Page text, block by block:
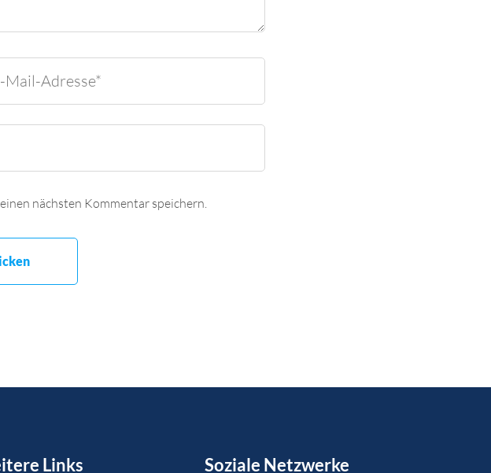
nächsten Kommentar speichern.
Links Soziale Netzwerke